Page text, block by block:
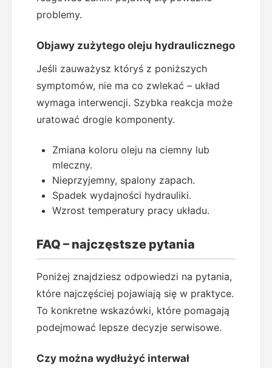
problemy.
Objawy zużytego oleju hydraulicznego
Jeśli zauważysz któryś z poniższych
symptomów, nie ma co zwlekać – układ
wymaga interwencji. Szybka reakcja może
uratować drogie komponenty.
Zmiana koloru oleju na ciemny lub
mleczny.
Nieprzyjemny, spalony zapach.
Spadek wydajności hydrauliki.
Wzrost temperatury pracy układu.
FAQ – najczęstsze pytania
Poniżej znajdziesz odpowiedzi na pytania,
które najczęściej pojawiają się w praktyce.
To konkretne wskazówki, które pomagają
podejmować lepsze decyzje serwisowe.
Czy można wydłużyć interwał